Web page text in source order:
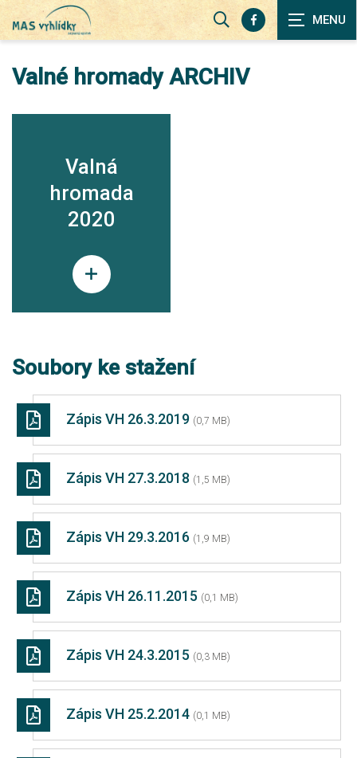
Zobrazit
Valné hromady ARCHIV
Valná
hromada
2020
Soubory ke stažení
Zápis VH 26.3.2019 (0,7 MB)
Zápis VH 27.3.2018 (1,5 MB)
Zápis VH 29.3.2016 (1,9 MB)
Zápis VH 26.11.2015 (0,1 MB)
Zápis VH 24.3.2015 (0,3 MB)
Zápis VH 25.2.2014 (0,1 MB)